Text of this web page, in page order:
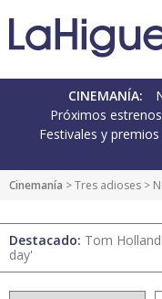
CINEMANÍA:
Próximos estrenos
Festivales y premios
Cinemanía >Tres adioses >
Destacado: Tom
day'